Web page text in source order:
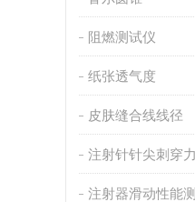
阻燃测试仪
纸张透气度
皮肤缝合线线径
注射针针尖刺穿
注射器滑动性能